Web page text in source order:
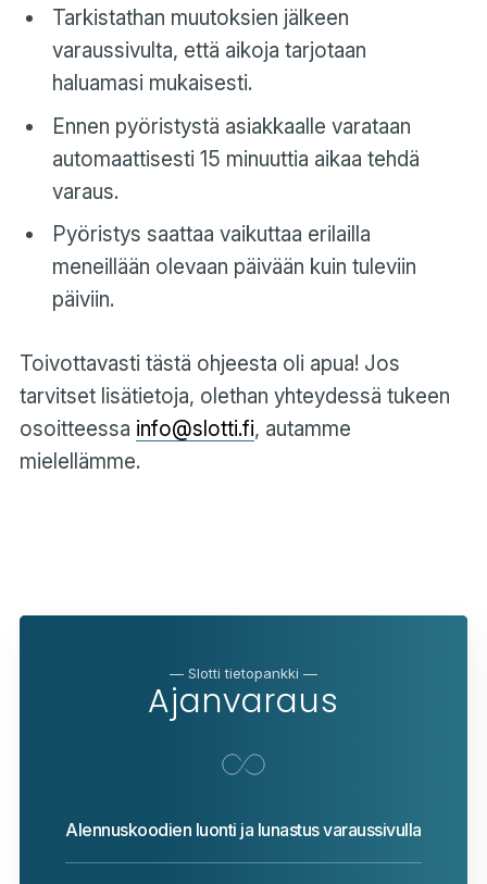
Tarkistathan muutoksien jälkeen
varaussivulta, että aikoja tarjotaan
haluamasi mukaisesti.
Ennen pyöristystä asiakkaalle varataan
automaattisesti 15 minuuttia aikaa tehdä
varaus.
Pyöristys saattaa vaikuttaa erilailla
meneillään olevaan päivään kuin tuleviin
päiviin.
Toivottavasti tästä ohjeesta oli apua! Jos
tarvitset lisätietoja, olethan yhteydessä tukeen
osoitteessa info@slotti.fi, autamme
mielellämme.
— Slotti tietopankki —
Ajanvaraus
Alennuskoodien luonti ja lunastus varaussivulla